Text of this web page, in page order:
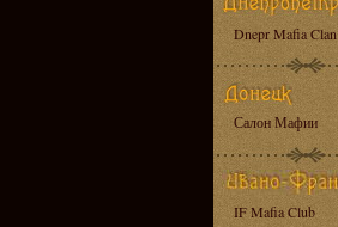
Dnepr Mafia Clan
Салон Мафии
IF Mafia Club